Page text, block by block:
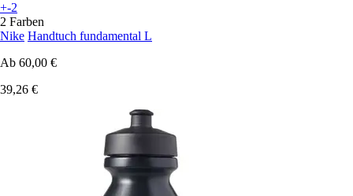
+-2
2 Farben
Nike Handtuch fundamental L
Ab 60,00 €
39,26 €